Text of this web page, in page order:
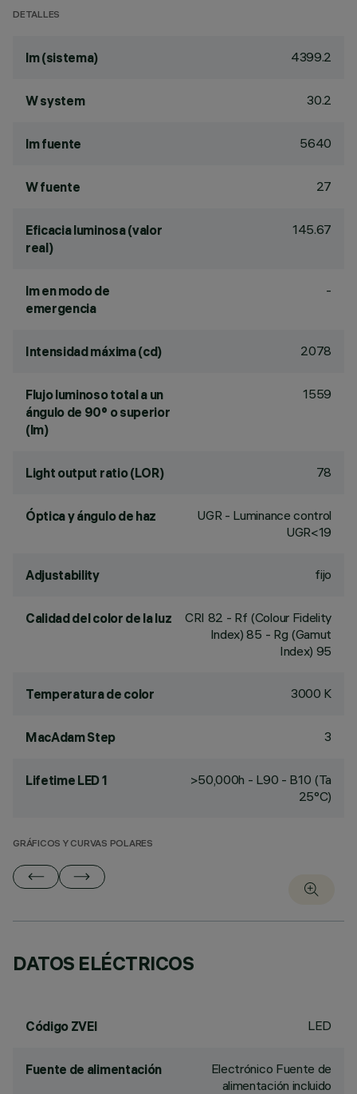
DETALLES
lm (sistema) 4399.2
W system 30.2
lm fuente 5640
W fuente 27
Eficacia luminosa (valor
real)
145.67
lm en modo de
emergencia
-
Intensidad máxima (cd) 2078
Flujo luminoso total a un
ángulo de 90° o superior
(lm)
1559
Light output ratio (LOR) 78
Óptica y ángulo de haz
UGR - Luminance control
UGR<19
Adjustability fijo
Calidad del color de la luz CRI 82 - Rf (Colour Fidelity
Index) 85 - Rg (Gamut
Index) 95
Temperatura de color 3000 K
MacAdam Step 3
Lifetime LED 1
>50,000h - L90 - B10 (Ta
25°C)
GRÁFICOS Y CURVAS POLARES
DATOS ELÉCTRICOS
Código ZVEI LED
Fuente de alimentación
Electrónico Fuente de
alimentación incluido